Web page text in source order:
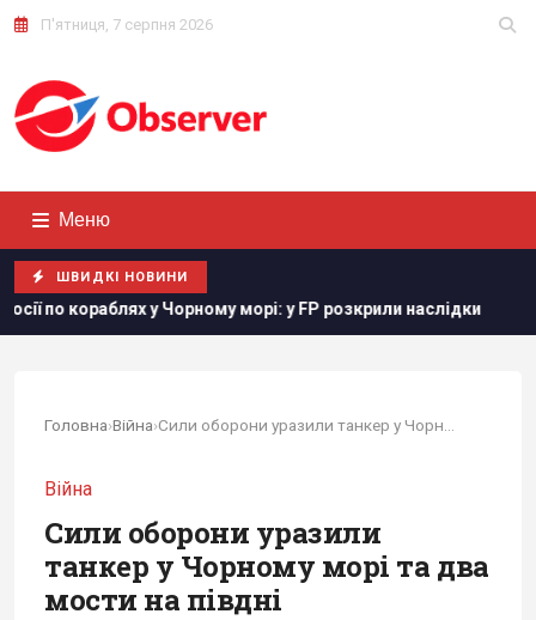
П'ятниця, 7 серпня 2026
Меню
ШВИДКІ НОВИНИ
у FP розкрили наслідки В Генштабі ЗСУ
Головна›Війна›
Війна
Сили оборони уразили
танкер у Чорному морі та два
мости на півдні